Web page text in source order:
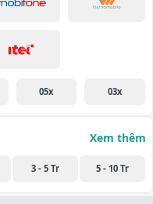
05x 03x
Xem thêm
3 - 5 Tr 5 - 10 Tr